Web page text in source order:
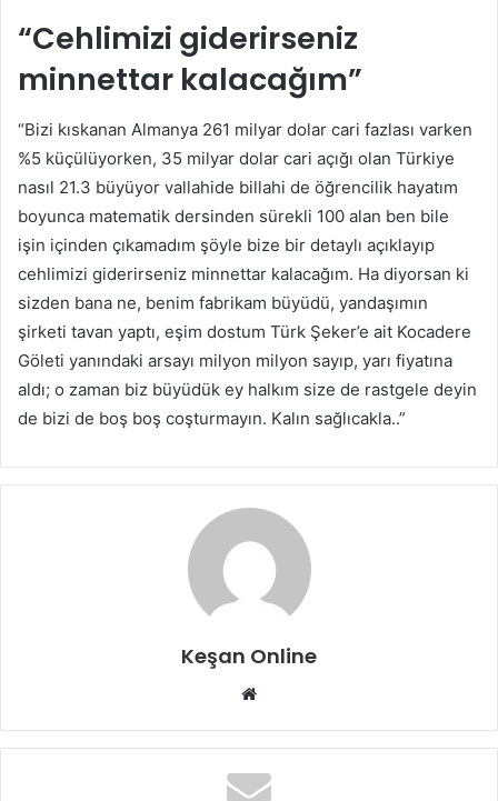
“Cehlimizi giderirseniz
minnettar kalacağım”
“Bizi kıskanan Almanya 261 milyar dolar cari fazlası varken
%5 küçülüyorken, 35 milyar dolar cari açığı olan Türkiye
nasıl 21.3 büyüyor vallahide billahi de öğrencilik hayatım
boyunca matematik dersinden sürekli 100 alan ben bile
işin içinden çıkamadım şöyle bize bir detaylı açıklayıp
cehlimizi giderirseniz minnettar kalacağım. Ha diyorsan ki
sizden bana ne, benim fabrikam büyüdü, yandaşımın
şirketi tavan yaptı, eşim dostum Türk Şeker’e ait Kocadere
Göleti yanındaki arsayı milyon milyon sayıp, yarı fiyatına
aldı; o zaman biz büyüdük ey halkım size de rastgele deyin
de bizi de boş boş coşturmayın. Kalın sağlıcakla..”
Keşan Online
Web